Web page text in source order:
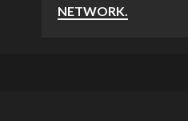
NETWORK.